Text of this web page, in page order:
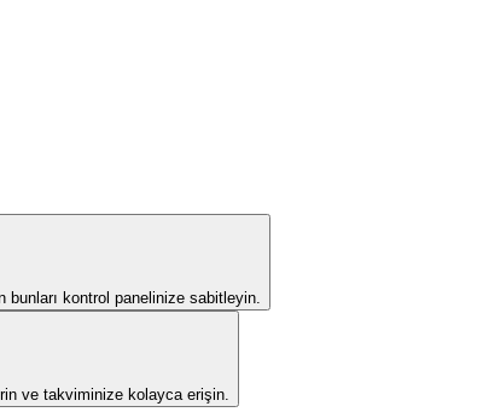
bunları kontrol panelinize sabitleyin.
ve takviminize kolayca erişin.